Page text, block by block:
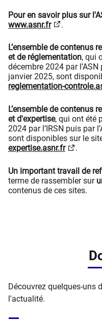
Pour en savoir plus sur
www.asnr.fr
.
L’ensemble de contenus
et de réglementation, qui
décembre 2024 par l’ASN
janvier 2025, sont
reglementation-
L’ensemble de contenus
et d'expertise, qui ont été
2024 par l’IRSN puis par
sont disponibles sur le
expertise.asnr.fr
.
Un important travail de
terme de rassembler sur
contenus de ces sites.
Découvrez quelques-uns
l'actualité.